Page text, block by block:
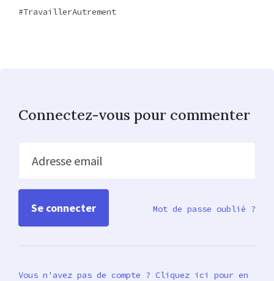
TravaillerAutrement
Connectez-vous pour commenter
Adresse email
Mot de passe oublié ?
Vous n'avez pas de compte ? Cliquez ici pour en